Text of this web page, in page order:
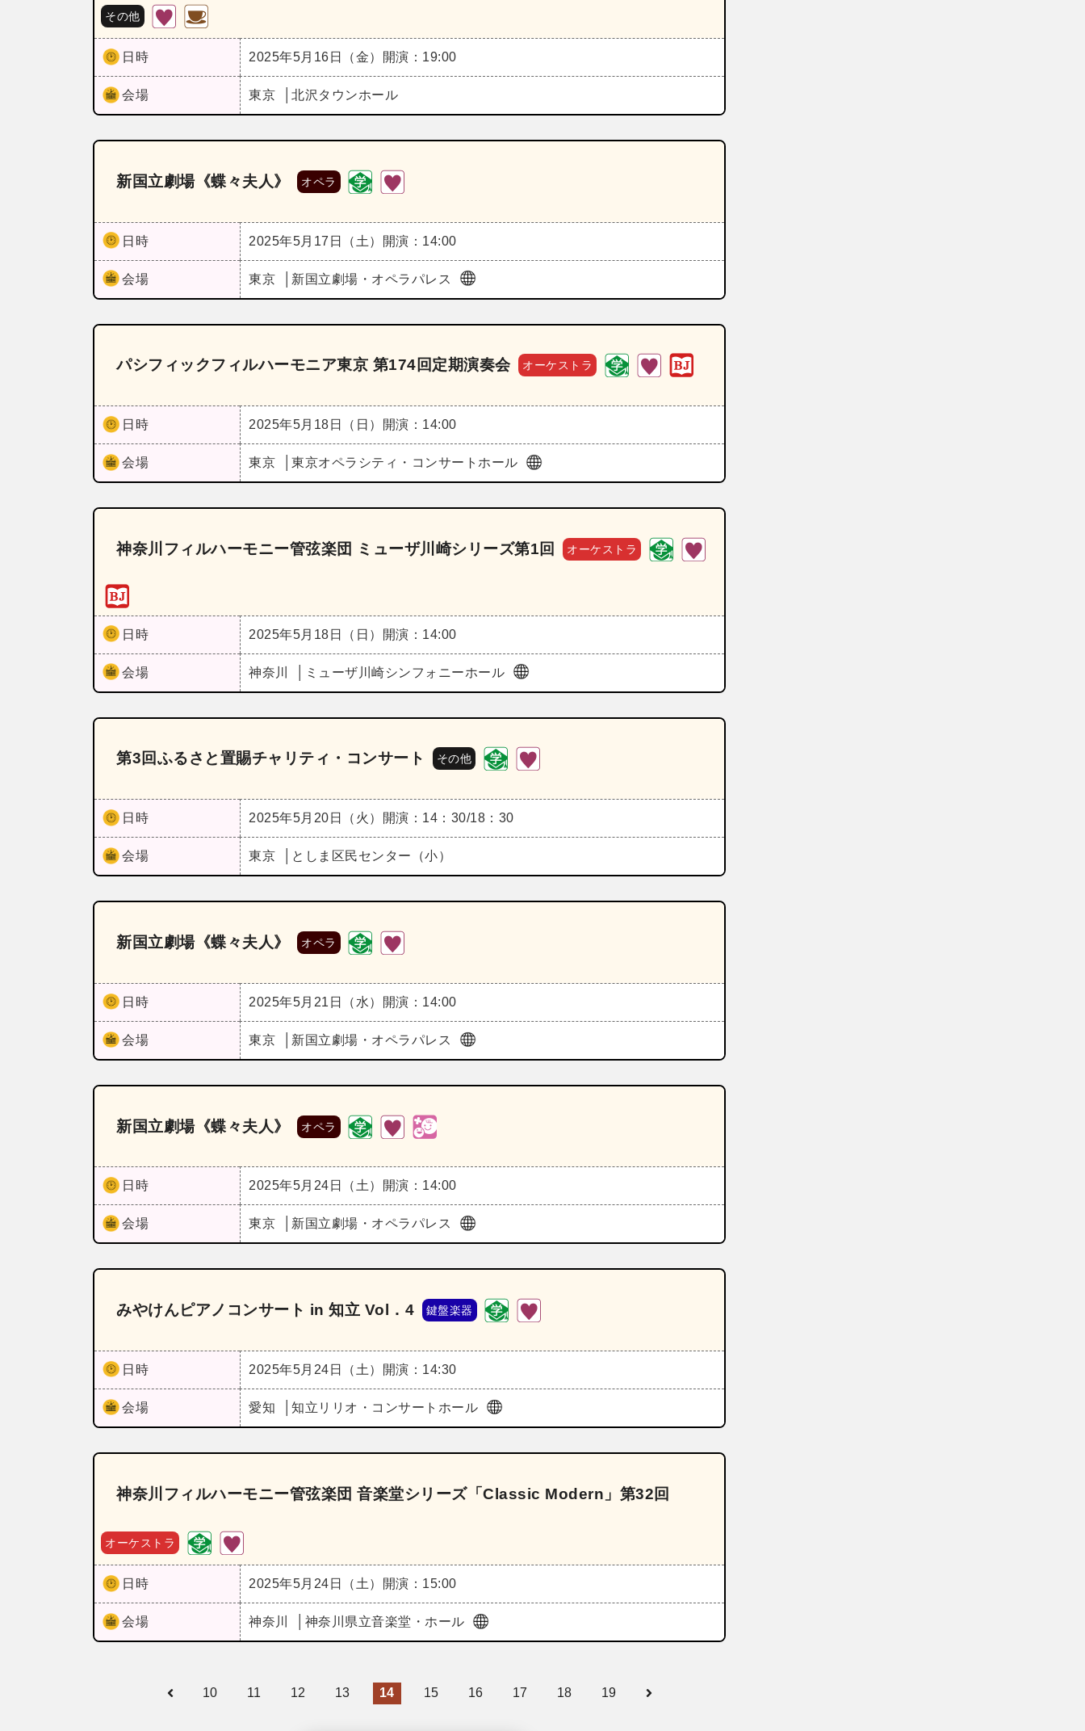
その他
日時 2025年5月16日（金） 開演：19:00
会場 東京 北沢タウンホール
新国立劇場《蝶々夫人》 オペラ
日時 2025年5月17日（土） 開演：14:00
会場 東京 新国立劇場・オペラパレス
パシフィックフィルハーモニア東京 第174回定期演奏会 オーケストラ
日時 2025年5月18日（日） 開演：14:00
会場 東京 東京オペラシティ・コンサートホール
神奈川フィルハーモニー管弦楽団 ミューザ川崎シリーズ第1回 オーケストラ
日時 2025年5月18日（日） 開演：14:00
会場 神奈川 ミューザ川崎シンフォニーホール
第3回ふるさと置賜チャリティ・コンサート その他
日時 2025年5月20日（火） 開演：14：30/18：30
会場 東京 としま区民センター（小）
新国立劇場《蝶々夫人》 オペラ
日時 2025年5月21日（水） 開演：14:00
会場 東京 新国立劇場・オペラパレス
新国立劇場《蝶々夫人》 オペラ
日時 2025年5月24日（土） 開演：14:00
会場 東京 新国立劇場・オペラパレス
みやけんピアノコンサート in 知立 Vol．4 鍵盤楽器
日時 2025年5月24日（土） 開演：14:30
会場 愛知 知立リリオ・コンサートホール
神奈川フィルハーモニー管弦楽団 音楽堂シリーズ「Classic Modern」第32回
オーケストラ
日時 2025年5月24日（土） 開演：15:00
会場 神奈川 神奈川県立音楽堂・ホール
10 11 12 13 14 15 16 17 18 19